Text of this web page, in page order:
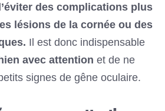
des complications plus
lésions de la cornée ou des
Il est donc indispensable
avec attention et de ne
signes de gêne oculaire.